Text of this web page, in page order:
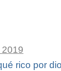
rico por